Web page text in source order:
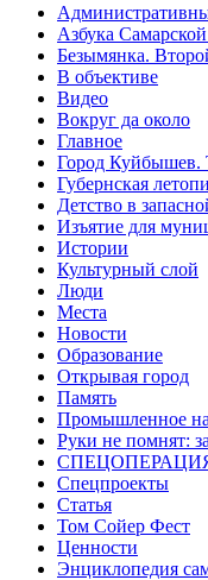
Азбука
Безымянка.
В объективе
Видео
Вокруг да около
Главное
Город Куйбышев.
Губернская
Детство в
Изъятие для
Истории
Культурный слой
Люди
Места
Новости
Образование
Открывая город
Память
Промышленное
Руки не помнят:
Спецпроекты
Статья
Том Сойер Фест
Ценности
Энциклопедия